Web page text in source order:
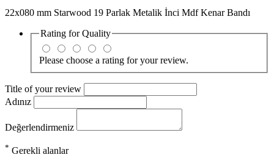
22x080 mm Starwood 19 Parlak Metalik İnci Mdf Kenar Bandı
Rating forQuality
Please choose a rating for your review.
Title of your review
Adınız
Değerlendirmeniz
* Gerekli alanlar